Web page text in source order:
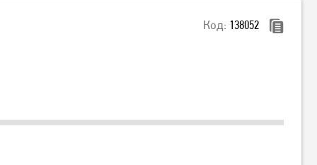
Код: 138052